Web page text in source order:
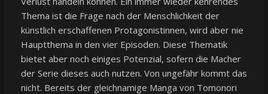
Thema ist die Frage nach der Menschlichkeit der
künstlich erschaffenen Protagonistinnen, wird aber nie
Hauptthema in den vier Episoden. Diese Thematik
bietet aber noch einiges Potenzial, sofern die Macher
der Serie dieses auch nutzen. Von ungefähr kommt das
nicht. Bereits der gleichnamige Manga von Tomonori